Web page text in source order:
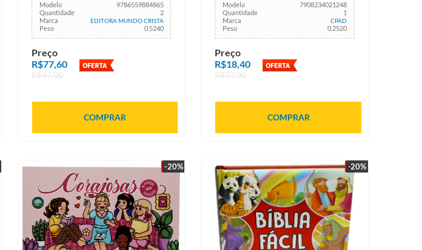
Modelo
9786559884865
Quantidade
2
Marca
EDITORA MUNDO CRISTA
Peso 0.5240
Preço
R$77,60
R$97,00
COMPRAR
Modelo
7908234021248
Quantidade
1
Marca
CPAD
Peso 0.2520
Preço
R$18,40
R$23,00
COMPRAR
-20% -20%